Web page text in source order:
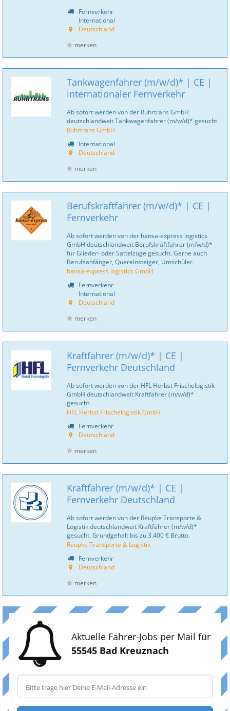
Fernverkehr
International
Deutschland
merken
Tankwagenfahrer (m/w/d)* | CE |
internationaler Fernverkehr
Ab sofort werden von der Ruhrtrans GmbH
deutschlandweit Tankwagenfahrer (m/w/d)* gesucht.
Ruhrtrans GmbH
International
Deutschland
merken
Berufskraftfahrer (m/w/d)* | CE |
Fernverkehr
Ab sofort werden von der hansa-express logistics
GmbH deutschlandweit Berufskraftfahrer (m/w/d)*
für Glieder- oder Sattelzüge gesucht. Gerne auch
Berufsanfänger, Quereinsteiger, Umschüler.
hansa-express logistics GmbH
Fernverkehr
International
Deutschland
merken
Kraftfahrer (m/w/d)* | CE |
Fernverkehr Deutschland
Ab sofort werden von der HFL Herbst Frischelogistik
GmbH deutschlandweit Kraftfahrer (m/w/d)*
gesucht.
HFL Herbst Frischelogistik GmbH
Fernverkehr
Deutschland
merken
Kraftfahrer (m/w/d)* | CE |
Fernverkehr Deutschland
Ab sofort werden von der Reupke Transporte &
Logistik deutschlandweit Kraftfahrer (m/w/d)*
gesucht. Grundgehalt bis zu 3.400 € Brutto.
Reupke Transporte & Logistik
Fernverkehr
Deutschland
merken
Aktuelle Fahrer-Jobs per Mail für
55545 Bad Kreuznach